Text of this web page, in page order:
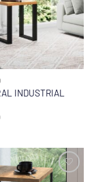
INDUSTRIAL